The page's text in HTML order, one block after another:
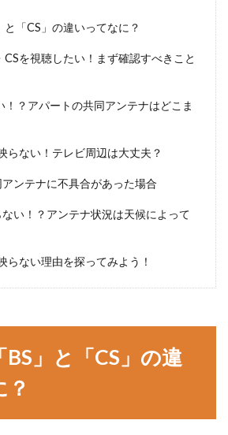
セントで失敗しないために
築の住宅を建てた後に、「失敗した！」と気
づくことで多いとされることのなかに、「コン
パートの一階のメリット・デメリ
ット！ベランダの活用方法
のなかには、「一階の部屋はどのような住み心
地なのか知り...
と「CS」の違いってなに？
CSを視聴したい！まず確認すべきこと
！？アパートの共同アンテナはどこま
らない！テレビ周辺は大丈夫？
ンテナに不具合があった場合
い！？アンテナ状況は天候によって
らない理由を探ってみよう！
」と「CS」の違